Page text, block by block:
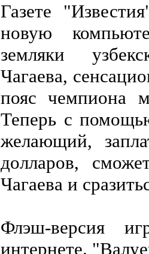
Газете
новую
земляки
Чагаева,
пояс чемпиона
Теперь с
желающий,
долларов,
Чагаева и
Флэш-версия
интернете.